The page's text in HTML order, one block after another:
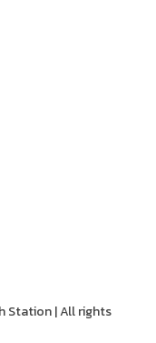
Station | All rights